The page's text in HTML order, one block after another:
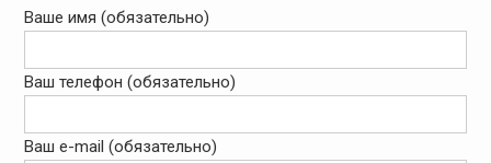
Ваше имя (обязательно)
Ваш телефон (обязательно)
Ваш e-mail (обязательно)